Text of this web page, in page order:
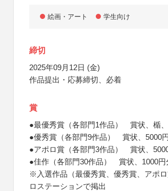
絵画・アート 学生向け
締切
2025年09月12日 (金)
作品提出・応募締切、必着
賞
●最優秀賞（各部門1作品） 賞状、楯
●優秀賞（各部門9作品） 賞状、5000
●アポロ賞（各部門3作品） 賞状、
●佳作（各部門30作品） 賞状、1000円
※入選作品（最優秀賞、優秀賞、アポ
ロステーションで掲出